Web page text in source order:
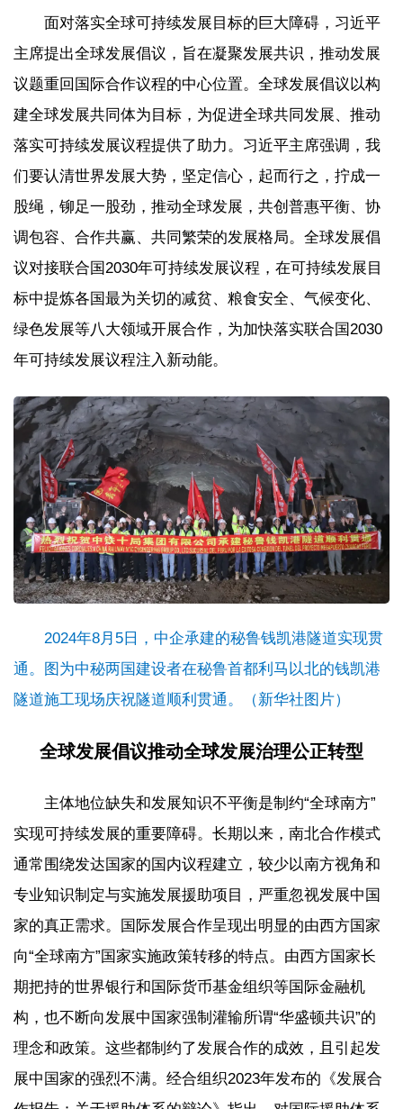
面对落实全球可持续发展目标的巨大障碍，习近平
主席提出全球发展倡议，旨在凝聚发展共识，推动发展
议题重回国际合作议程的中心位置。全球发展倡议以构
建全球发展共同体为目标，为促进全球共同发展、推动
落实可持续发展议程提供了助力。习近平主席强调，我
们要认清世界发展大势，坚定信心，起而行之，拧成一
股绳，铆足一股劲，推动全球发展，共创普惠平衡、协
调包容、合作共赢、共同繁荣的发展格局。全球发展倡
议对接联合国2030年可持续发展议程，在可持续发展目
标中提炼各国最为关切的减贫、粮食安全、气候变化、
绿色发展等八大领域开展合作，为加快落实联合国2030
年可持续发展议程注入新动能。
2024年8月5日，中企承建的秘鲁钱凯港隧道实现贯
通。图为中秘两国建设者在秘鲁首都利马以北的钱凯港
隧道施工现场庆祝隧道顺利贯通。（新华社图片）
全球发展倡议推动全球发展治理公正转型
主体地位缺失和发展知识不平衡是制约“全球南方”
实现可持续发展的重要障碍。长期以来，南北合作模式
通常围绕发达国家的国内议程建立，较少以南方视角和
专业知识制定与实施发展援助项目，严重忽视发展中国
家的真正需求。国际发展合作呈现出明显的由西方国家
向“全球南方”国家实施政策转移的特点。由西方国家长
期把持的世界银行和国际货币基金组织等国际金融机
构，也不断向发展中国家强制灌输所谓“华盛顿共识”的
理念和政策。这些都制约了发展合作的成效，且引起发
展中国家的强烈不满。经合组织2023年发布的《发展合